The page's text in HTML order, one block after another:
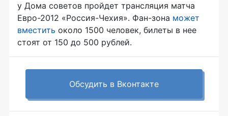
у Дома советов пройдет трансляция матча
Евро-2012 «Россия-Чехия». Фан-зона может
вместить около 1500 человек, билеты в нее
стоят от 150 до 500 рублей.
Обсудить в Вконтакте